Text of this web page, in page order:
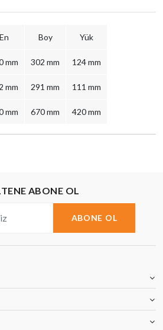
En Boy Yük
mm 302 mm 124 mm
mm 291 mm 111 mm
mm 670 mm 420 mm
ABONE OL
ABONE OL